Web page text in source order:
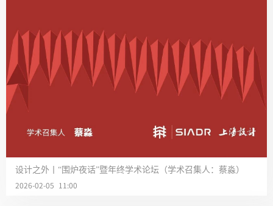
设计之外丨“围炉夜话”暨年终学术论坛（学术召集人：蔡淼）
2026-02-05 11:00